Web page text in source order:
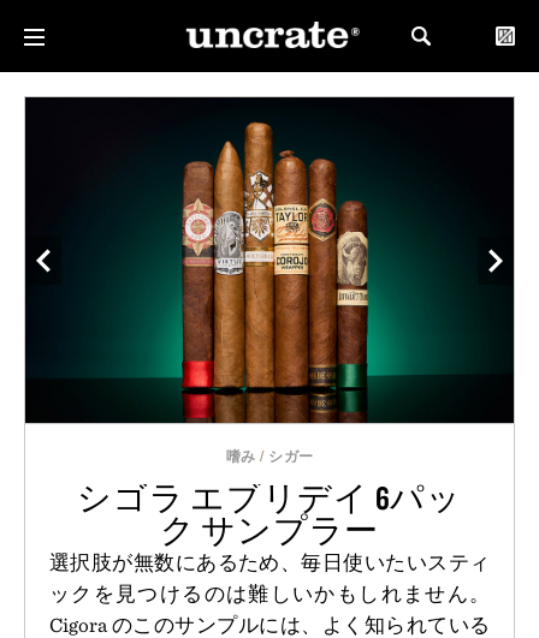
嗜み / シガー
シゴラ エブリデイ 6パッ
ク サンプラー
選択肢が無数にあるため、毎日使いたいスティ
ックを見つけるのは難しいかもしれません。
Cigora のこのサンプルには、よく知られている